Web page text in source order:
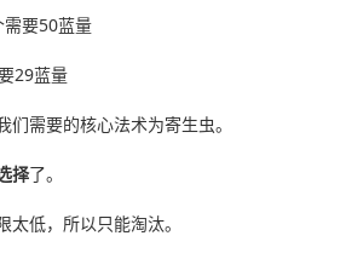
要50蓝量
29蓝量
需要的核心法术为寄生虫。
择了。
低，所以只能淘汰。